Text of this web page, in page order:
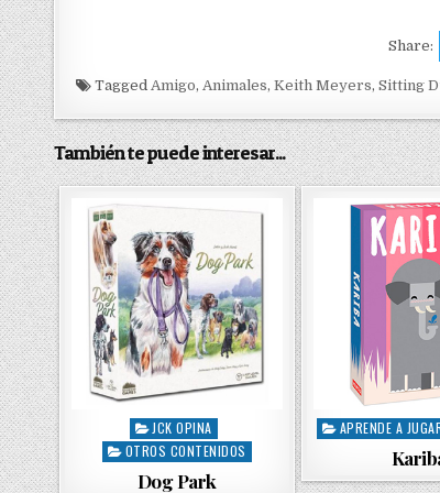
Share:
TaggedAmigo,Animales,Keith Meyers,Sitting
También te puede interesar...
P
o
JCK OPINA
OTROS CONTENIDOS
Dog Park
P
APRENDE A